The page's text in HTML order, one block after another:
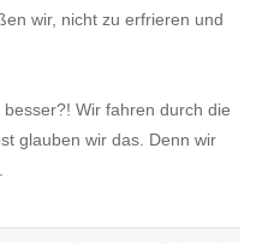
wir, nicht zu erfrieren und
Wir fahren durch die
glauben wir das. Denn wir